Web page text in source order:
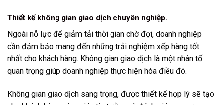
Thiết kế không gian giao dịch chuyên nghiệp.
Ngoài nỗ lực để giảm tải thời gian chờ đợi, doanh nghiệp
cần đảm bảo mang đến những trải nghiệm xếp hàng tốt
nhất cho khách hàng. Không gian giao dịch là một nhân tố
quan trọng giúp doanh nghiệp thực hiện hóa điều đó.
Không gian giao dịch sang trọng, được thiết kế hợp lý sẽ tạo